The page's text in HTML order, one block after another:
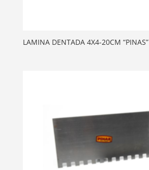
LAMINA DENTADA 4X4-20CM “PINAS”